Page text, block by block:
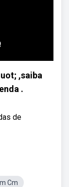
,saiba
.
de
Cm